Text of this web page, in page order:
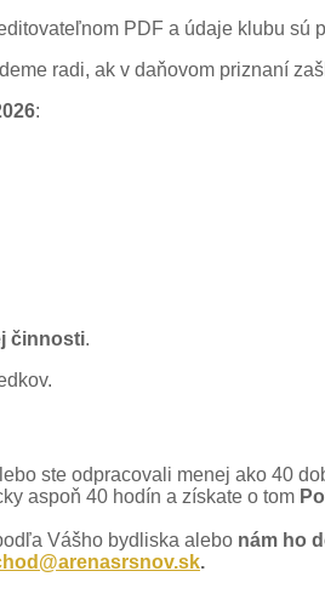
PDF a údaje klubu sú
radi, ak v daňovom priznaní
:
činnosti.
ste odpracovali menej ako 40
aspoň 40 hodín a získate o tom
Vášho bydliska alebo nám ho
.